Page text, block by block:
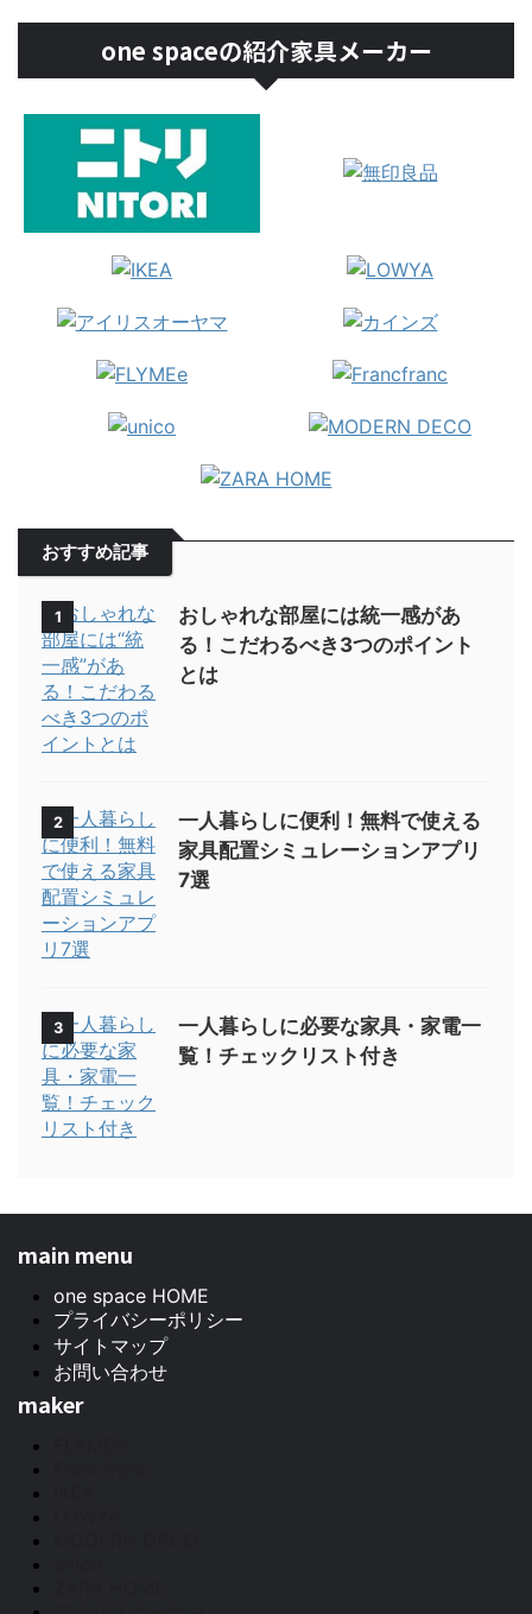
one spaceの紹介家具メーカー
おすすめ記事
1
おしゃれな部屋には統一感があ
る！こだわるべき3つのポイント
とは
2
一人暮らしに便利！無料で使える
家具配置シミュレーションアプリ
7選
3
一人暮らしに必要な家具・家電一
覧！チェックリスト付き
main menu
one space HOME
プライバシーポリシー
サイトマップ
お問い合わせ
maker